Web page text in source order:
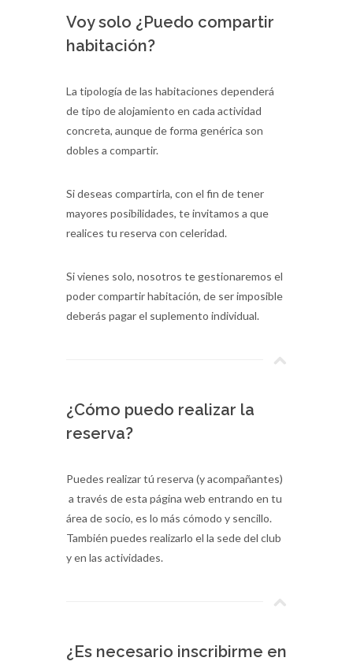
Voy solo ¿Puedo compartir
habitación?
La tipología de las habitaciones dependerá
de tipo de alojamiento en cada actividad
concreta, aunque de forma genérica son
dobles a compartir.
Si deseas compartirla, con el fin de tener
mayores posibilidades, te invitamos a que
realices tu reserva con celeridad.
Si vienes solo, nosotros te gestionaremos el
poder compartir habitación, de ser imposible
deberás pagar el suplemento individual.
¿Cómo puedo realizar la
reserva?
Puedes realizar tú reserva (y acompañantes)
a través de esta página web entrando en tu
área de socio, es lo más cómodo y sencillo.
También puedes realizarlo el la sede del club
y en las actividades.
¿Es necesario inscribirme en